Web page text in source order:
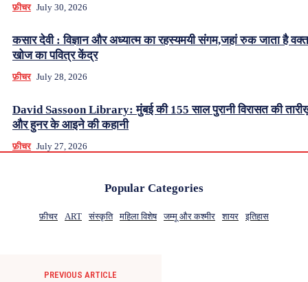
फ़ीचर July 30, 2026
कसार देवी : विज्ञान और अध्यात्म का रहस्यमयी संगम,जहां रुक जाता है
खोज का पवित्र केंद्र
फ़ीचर July 28, 2026
David Sassoon Library: मुंबई की 155 साल पुरानी विरासत की
और हुनर के आइने की कहानी
फ़ीचर July 27, 2026
Popular Categories
फ़ीचर ART संस्कृति महिला विशेष जम्मू और कश्मीर शायर इतिहास
PREVIOUS ARTICLE